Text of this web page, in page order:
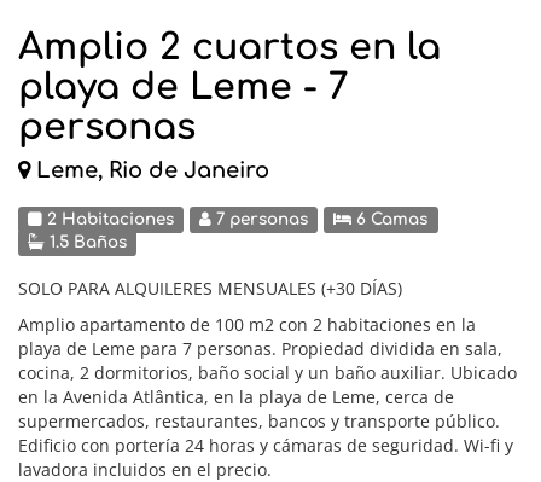
Amplio 2 cuartos en la
playa de Leme - 7
personas
Leme, Rio de Janeiro
2 Habitaciones 7 personas
6 Camas
1.5 Baños
SOLO PARA ALQUILERES MENSUALES (+30 DÍAS)
Amplio apartamento de 100 m2 con 2 habitaciones en la
playa de Leme para 7 personas. Propiedad dividida en sala,
cocina, 2 dormitorios, baño social y un baño auxiliar. Ubicado
en la Avenida Atlântica, en la playa de Leme, cerca de
supermercados, restaurantes, bancos y transporte público.
Edificio con portería 24 horas y cámaras de seguridad. Wi-fi y
lavadora incluidos en el precio.